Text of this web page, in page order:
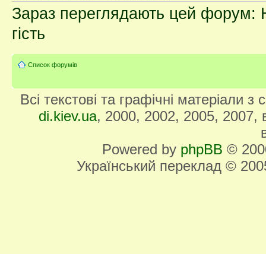
Зараз переглядають цей форум:
гість
Список форумів
Всі текстові та графічні матеріали
di.kiev.ua, 2000, 2002, 2005, 2007,
Powered by phpBB ©
Український переклад ©